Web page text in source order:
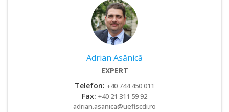
Adrian Asănică
EXPERT
Telefon: +40 744 450 011
Fax: +40 21 311 59 92
adrian.asanica@uefiscdi.ro